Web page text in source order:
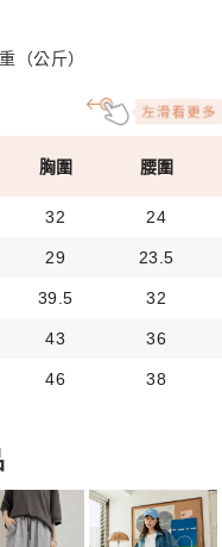
（公斤）
胸圍 腰圍
32 24
29 23.5
39.5 32
43 36
46 38